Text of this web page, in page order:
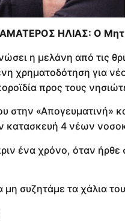
ΗΛΙΑΣ: Ο
η μελάνη από τις
χρηματοδότηση για
προς τους
στην «Απογευματινή»
κατασκευή 4 νέων
ένα χρόνο, όταν ήρθε
συζητάμε τα χάλια